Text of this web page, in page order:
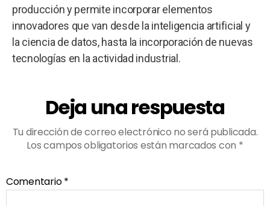
producción y permite incorporar elementos
innovadores que van desde la inteligencia artificial y
la ciencia de datos, hasta la incorporación de nuevas
tecnologías en la actividad industrial.
Deja una respuesta
Tu dirección de correo electrónico no será publicada.
Los campos obligatorios están marcados con *
Comentario*